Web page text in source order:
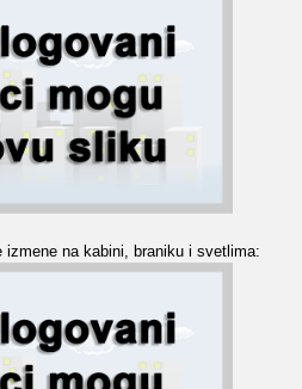
izmene na kabini, braniku i svetlima: